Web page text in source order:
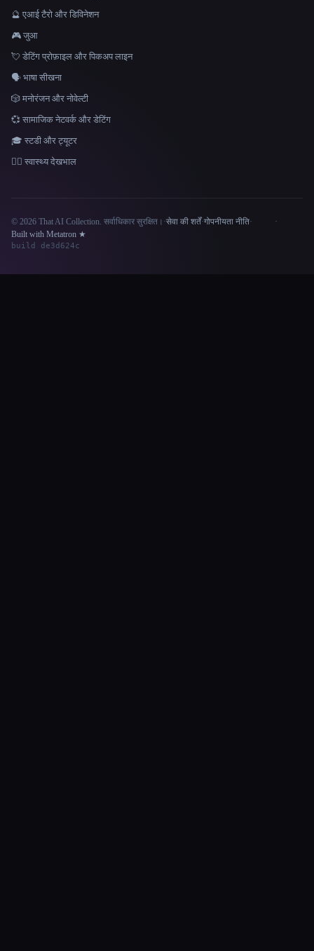
🔮 एआई टैरो और डिविनेशन
🎮 जुआ
💘 डेटिंग प्रोफ़ाइल और पिकअप लाइन
🗣️ भाषा सीखना
🎲 मनोरंजन और नोवेल्टी
💞 सामाजिक नेटवर्क और डेटिंग
🎓 स्टडी और ट्यूटर
👩‍⚕️ स्वास्थ्य देखभाल
Site information
© 2026 That AI Collection. सर्वाधिकार सुरक्षित। ·सेवा की शर्तें·गोपनीयता नीति·
·
Built with Metatron ★
build de3d624c